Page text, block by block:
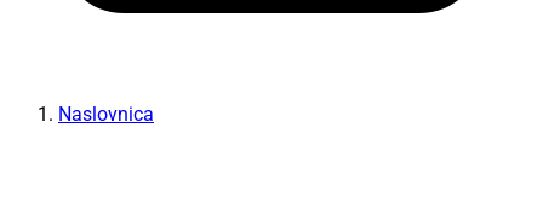
Naslovnica